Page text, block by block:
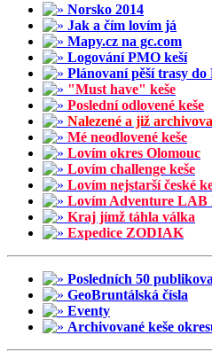
Norsko 2014
Jak a čím lovím já
Mapy.cz na gc.com
Logování PMO keší
Plánovaní pěší trasy do
"Must have" keše
Poslední odlovené keše
Nalezené a již
Mé neodlovené keše
Lovím okres Olomouc
Lovím challenge keše
Lovím nejstarší české
Lovím Adventure LAB
Kraj jímž táhla válka
Expedice ZODIAK
Posledních 50
GeoBruntálská čísla
Eventy
Archivované keše